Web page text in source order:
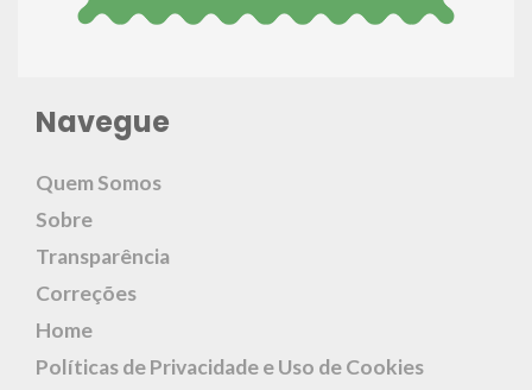
Navegue
Quem Somos
Sobre
Transparência
Correções
Home
Políticas de Privacidade e Uso de Cookies